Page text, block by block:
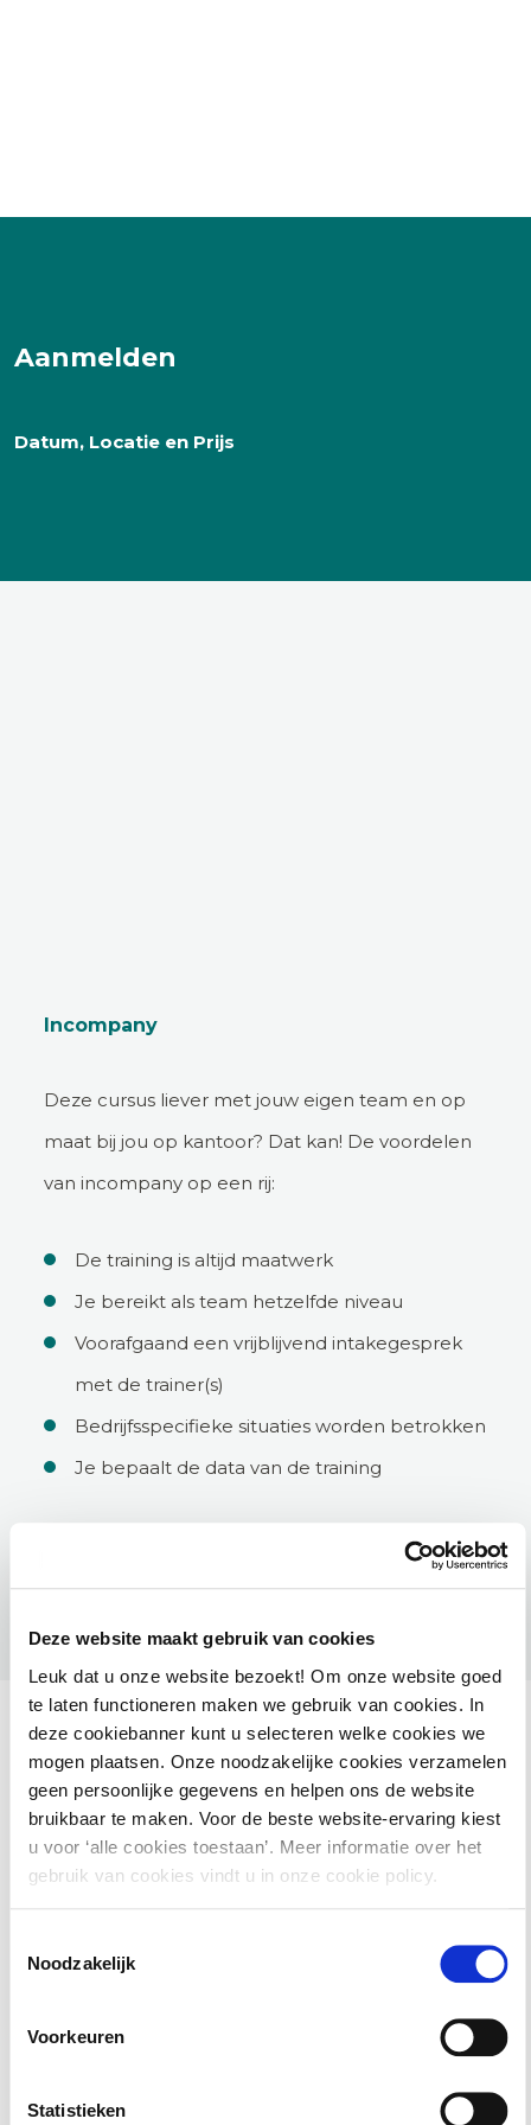
Deze website maakt gebruik van cookies
Leuk dat u onze website bezoekt! Om onze website goed
te laten functioneren maken we gebruik van cookies. In
deze cookiebanner kunt u selecteren welke cookies we
mogen plaatsen. Onze noodzakelijke cookies verzamelen
geen persoonlijke gegevens en helpen ons de website
bruikbaar te maken. Voor de beste website-ervaring kiest
u voor ‘alle cookies toestaan’. Meer informatie over het
gebruik van cookies vindt u in onze cookie policy.
Noodzakelijk
Voorkeuren
Statistieken
Aanmelden
Datum, Locatie en Prijs
Incompany
Deze cursus liever met jouw eigen team en op
maat bij jou op kantoor? Dat kan! De voordelen
van incompany op een rij:
De training is altijd maatwerk
Je bereikt als team hetzelfde niveau
Voorafgaand een vrijblijvend intakegesprek
met de trainer(s)
Bedrijfsspecifieke situaties worden betrokken
Je bepaalt de data van de training
Ook interessant voor jou
HAMIL voor gemeenten – Handhaving Milieu
Basiscursus Omgevingswet: inhoud en